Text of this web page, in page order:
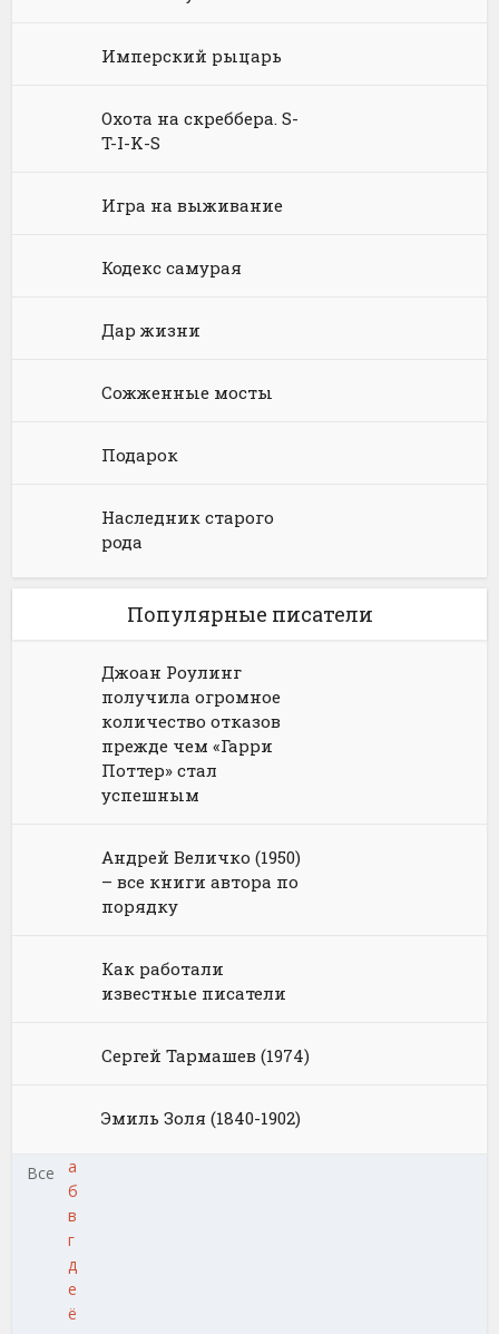
Философия
Юриспруденция, право
Космическая фантастика
Попаданцы
Книги про волшебников
Русское фэнтези
Юмористическое фэнтези
Юмористические стихи
Имперский рыцарь
Охота на скреббера. S-
T-I-K-S
Игра на выживание
Кодекс самурая
Дар жизни
Сожженные мосты
Подарок
Наследник старого
рода
Популярные писатели
Джоан Роулинг
получила огромное
количество отказов
прежде чем «Гарри
Поттер» стал
успешным
Андрей Величко (1950)
– все книги автора по
порядку
Как работали
известные писатели
Сергей Тармашев (1974)
Эмиль Золя (1840-1902)
Все
а
б
в
г
д
е
ё